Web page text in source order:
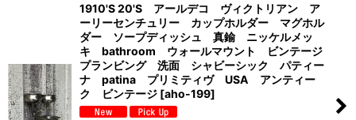
1910'S 20'S アールデコ ヴィクトリアン ア
ーリーセンチュリー カップホルダー マグホル
ダー ソープディッシュ 真鍮 ニッケルメッ
キ bathroom ウォールマウント ビンテージ
プランビング 洗面 シャビーシック パティー
ナ patina プリミティヴ USA アンティー
ク ビンテージ [aho-199]